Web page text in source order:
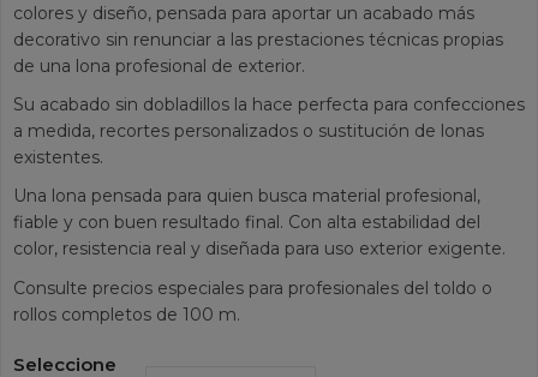
colores y diseño, pensada para aportar un acabado más
decorativo sin renunciar a las prestaciones técnicas propias
de una lona profesional de exterior.
Su acabado sin dobladillos la hace perfecta para confecciones
a medida, recortes personalizados o sustitución de lonas
existentes.
Una lona pensada para quien busca material profesional,
fiable y con buen resultado final. Con alta estabilidad del
color, resistencia real y diseñada para uso exterior exigente.
Consulte precios especiales para profesionales del toldo o
rollos completos de 100 m.
Seleccione